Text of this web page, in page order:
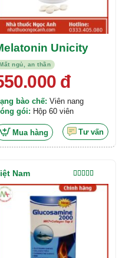
ngủ, an thần
Unicity
đ
bào chế: Viên nang
gói: Hộp 60 viên
Mua hàng Tư vấn
Được xếp
hạng4.00
5 sao
Nam